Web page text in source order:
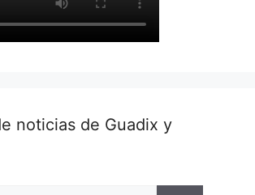
noticias de Guadix y